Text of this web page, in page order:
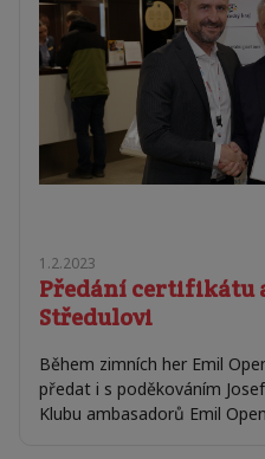
1.2.2023
Předání certifikátu
Středulovi
Během zimních her Emil
předat i s poděkováním
Klubu ambasadorů Emil